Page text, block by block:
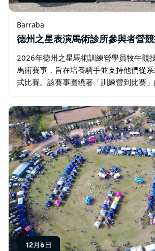
Barraba
德州之星表演馬術診所參與者營
2026年德州之星馬術訓練營學員牧牛競
馬術賽事，旨在培養騎手並支持他們從
式比賽。該賽事圍繞著「訓練營到比賽
增強騎術技能，提高牧牛能力，並在安
12月6日